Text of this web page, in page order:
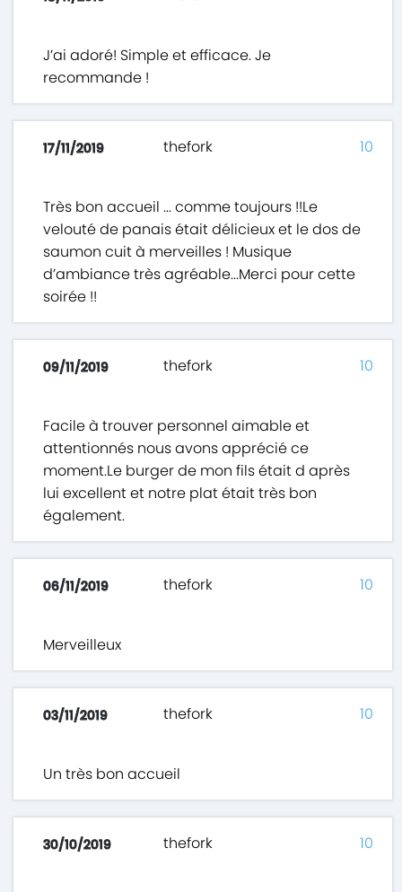
J’ai adoré! Simple et efficace. Je
recommande !
17/11/2019 thefork
Très bon accueil ... comme toujours !!Le
velouté de panais était délicieux et le dos de
saumon cuit à merveilles ! Musique
d’ambiance très agréable...Merci pour cette
soirée !!
10
09/11/2019 thefork
Facile à trouver personnel aimable et
attentionnés nous avons apprécié ce
moment.Le burger de mon fils était d après
lui excellent et notre plat était très bon
également.
10
06/11/2019 thefork
Merveilleux
10
03/11/2019 thefork
Un très bon accueil
10
30/10/2019 thefork 10